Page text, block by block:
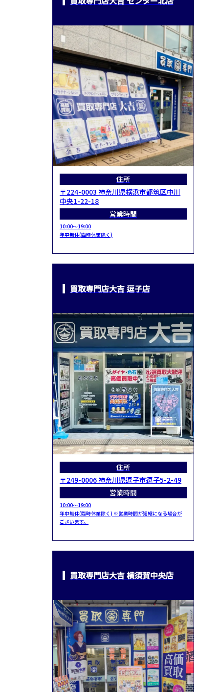
住所
〒224-0003 神奈川県横浜市都筑区中川
中央1-22-18
営業時間
10:00～19:00
年中無休(臨時休業除く)
買取専門店大吉 逗子店
住所
〒249-0006 神奈川県逗子市逗子5-2-49
営業時間
10:00～19:00
年中無休(臨時休業除く) ※営業時間が短縮になる場合が
ございます。
買取専門店大吉 横須賀中央店